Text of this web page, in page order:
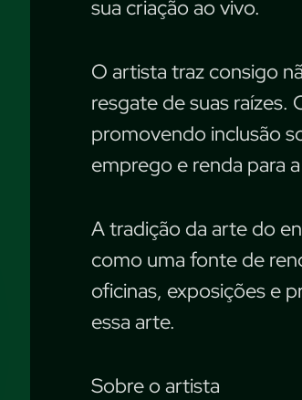
sua criação ao vivo.
O artista traz consigo
resgate de suas raízes.
promovendo inclusão
emprego e renda para
A tradição da arte do
como uma fonte de
oficinas, exposições e
essa arte.
Sobre o artista